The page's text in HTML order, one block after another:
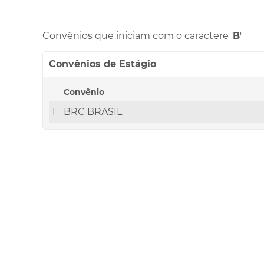
Convênios que iniciam com o caractere ' B'
Convênios de Estágio
Convênio
1 BRC BRASIL